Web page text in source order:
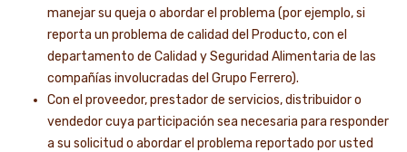
manejar su queja o abordar el problema (por ejemplo, si
reporta un problema de calidad del Producto, con el
departamento de Calidad y Seguridad Alimentaria de las
compañías involucradas del Grupo Ferrero).
Con el proveedor, prestador de servicios, distribuidor o
vendedor cuya participación sea necesaria para responder
a su solicitud o abordar el problema reportado por usted